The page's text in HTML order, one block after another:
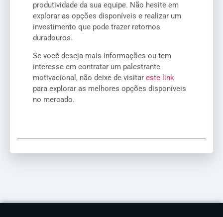
produtividade da sua equipe. Não hesite em
explorar as opções disponíveis e realizar um
investimento que pode trazer retornos
duradouros.
Se você deseja mais informações ou tem
interesse em contratar um palestrante
motivacional, não deixe de visitar este link
para explorar as melhores opções disponíveis
no mercado.